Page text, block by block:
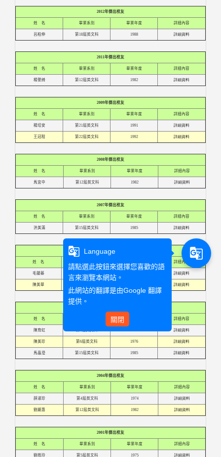
2012年傑出校友
姓 名 畢業系別 畢業年度 詳細內容
呂柏伸 第18屆英文科 1988 詳細資料
2011年傑出校友
姓 名 畢業系別 畢業年度 詳細內容
楊謦綺 第12屆英文科 1982 詳細資料
2009年傑出校友
姓 名 畢業系別 畢業年度 詳細內容
楊培安 第21屆英文科 1991 詳細資料
王冠程 第22屆英文科 1992 詳細資料
2008年傑出校友
姓 名 畢業系別 畢業年度 詳細內容
馬宜中 第12屆英文科 1982 詳細資料
2007年傑出校友
姓 名 畢業系別 畢業年度 詳細內容
洪美滿 第15屆英文科 1985 詳細資料
2006年傑出校友
姓 名 詳細內容
毛鑀蓁 第4屆英文科 詳細資料
陳美華 詳細資料
姓 名 詳細內容
陳育虹 詳細資料
陳美珍 第6屆英文科 1976 詳細資料
馬晶瀅 第15屆英文科 1985 詳細資料
2004年傑出校友
姓 名 畢業系別 畢業年度 詳細內容
薛淑珍 第4屆英文科 1974 詳細資料
劉顯惠 第12屆英文科 1982 詳細資料
2001年傑出校友
姓 名 畢業系別 畢業年度 詳細內容
劉皓玲 第5屆英文科 1975 詳細資料
g_translate
Language
請點選此按鈕來選擇您喜歡的語
言來瀏覽本網站。
此網站的翻譯是由Google 翻譯
提供。
關閉
g_translate